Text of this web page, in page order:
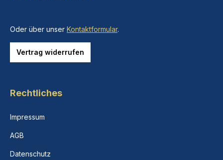
Oder über unser Kontaktformular.
Vertrag widerrufen
Rechtliches
Impressum
AGB
Datenschutz